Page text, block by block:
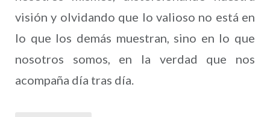
visión y olvidando que lo valioso no está en
lo que los demás muestran, sino en lo que
nosotros somos, en la verdad que nos
acompaña día tras día.